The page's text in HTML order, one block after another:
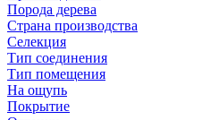
Порода дерева
Страна производства
Селекция
Тип соединения
Тип помещения
На ощупь
Покрытие